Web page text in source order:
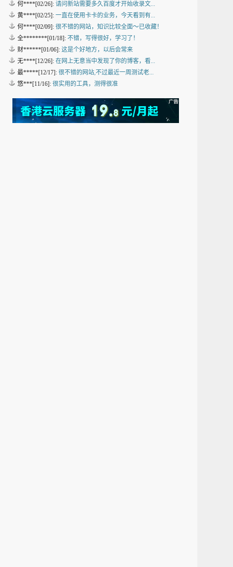
何****[02/26]: 请问新站需要多久百度才开始收录文...
黄****[02/25]: 一直在使用卡卡的业务，今天看到有...
何****[02/09]: 很不错的网站，知识比较全面～已收藏！
全********[01/18]: 不错，写得很好，学习了！
财******[01/06]: 这是个好地方，以后会常来
无****[12/26]: 在网上无意当中发现了你的博客，看...
最*****[12/17]: 很不错的网站,不过最近一周测试老...
悠***[11/16]: 很实用的工具，测得很准